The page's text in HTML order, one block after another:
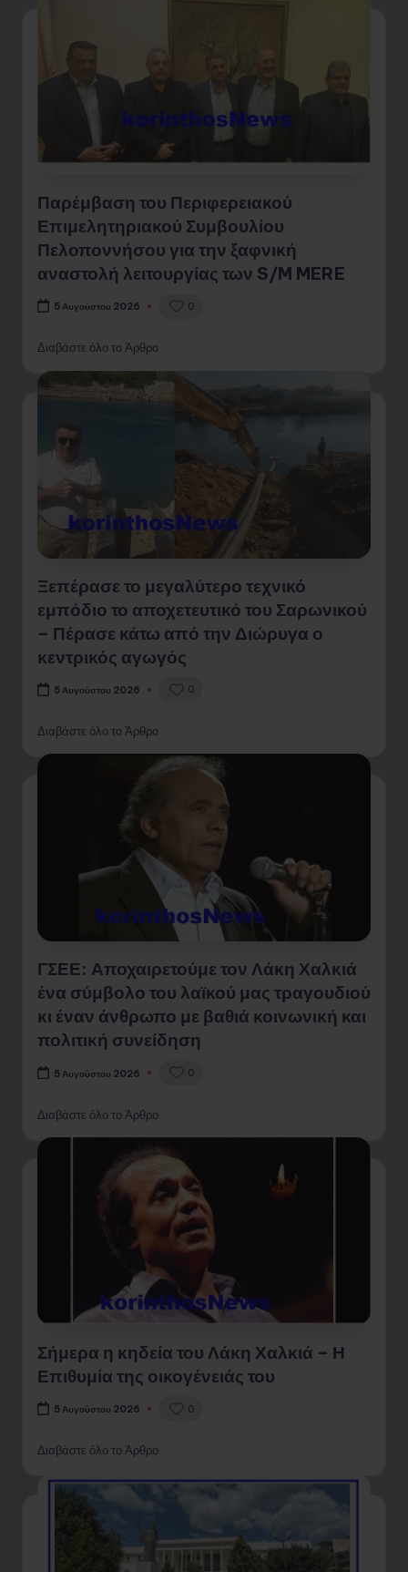
Παρέμβαση του Περιφερειακού
Επιμελητηριακού Συμβουλίου
Πελοποννήσου για την ξαφνική
αναστολή λειτουργίας των S/M MERE
5 Αυγούστου 2026 0
Διαβάστε όλο το Άρθρο
Ξεπέρασε το μεγαλύτερο τεχνικό
εμπόδιο το αποχετευτικό του Σαρωνικού
– Πέρασε κάτω από την Διώρυγα ο
κεντρικός αγωγός
5 Αυγούστου 2026 0
Διαβάστε όλο το Άρθρο
ΓΣΕΕ: Αποχαιρετούμε τον Λάκη Χαλκιά
ένα σύμβολο του λαϊκού μας τραγουδιού
κι έναν άνθρωπο με βαθιά κοινωνική και
πολιτική συνείδηση
5 Αυγούστου 2026 0
Διαβάστε όλο το Άρθρο
Σήμερα η κηδεία του Λάκη Χαλκιά – Η
Επιθυμία της οικογένειάς του
5 Αυγούστου 2026 0
Διαβάστε όλο το Άρθρο